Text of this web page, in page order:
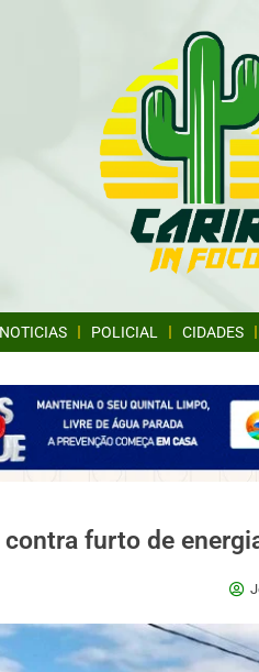
NOTICIAS POLICIAL CIDADES
contra furto de